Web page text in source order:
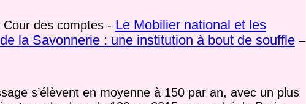
des comptes - Le Mobilier national et les
la Savonnerie : une institution à bout de souffle–
s’élèvent en moyenne à 150 par an, avec un plus